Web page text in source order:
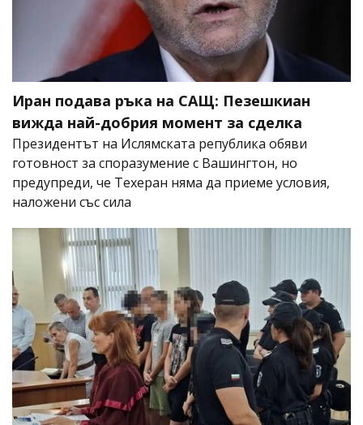
Иран подава ръка на САЩ: Пезешкиан
вижда най-добрия момент за сделка
Президентът на Ислямската република обяви
готовност за споразумение с Вашингтон, но
предупреди, че Техеран няма да приеме условия,
наложени със сила